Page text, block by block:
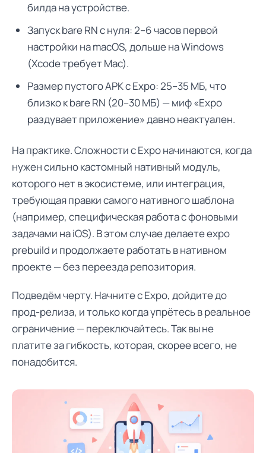
билда на устройстве.
Запуск bare RN с нуля: 2–6 часов первой
настройки на macOS, дольше на Windows
(Xcode требует Mac).
Размер пустого APK с Expo: 25–35 МБ, что
близко к bare RN (20–30 МБ) — миф «Expo
раздувает приложение» давно неактуален.
На практике. Сложности с Expo начинаются, когда
нужен сильно кастомный нативный модуль,
которого нет в экосистеме, или интеграция,
требующая правки самого нативного шаблона
(например, специфическая работа с фоновыми
задачами на iOS). В этом случае делаете expo
prebuild и продолжаете работать в нативном
проекте — без переезда репозитория.
Подведём черту. Начните с Expo, дойдите до
прод-релиза, и только когда упрётесь в реальное
ограничение — переключайтесь. Так вы не
платите за гибкость, которая, скорее всего, не
понадобится.